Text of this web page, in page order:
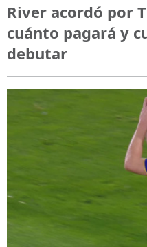
River acordó por
cuánto pagará y
debutar